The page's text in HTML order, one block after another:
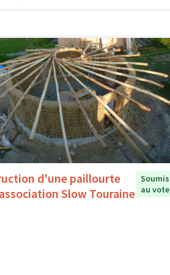
d'une paillourte
Slow Touraine
Soumis
au vote